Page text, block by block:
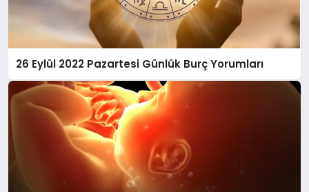
26 Eylül 2022 Pazartesi Günlük Burç Yorumları